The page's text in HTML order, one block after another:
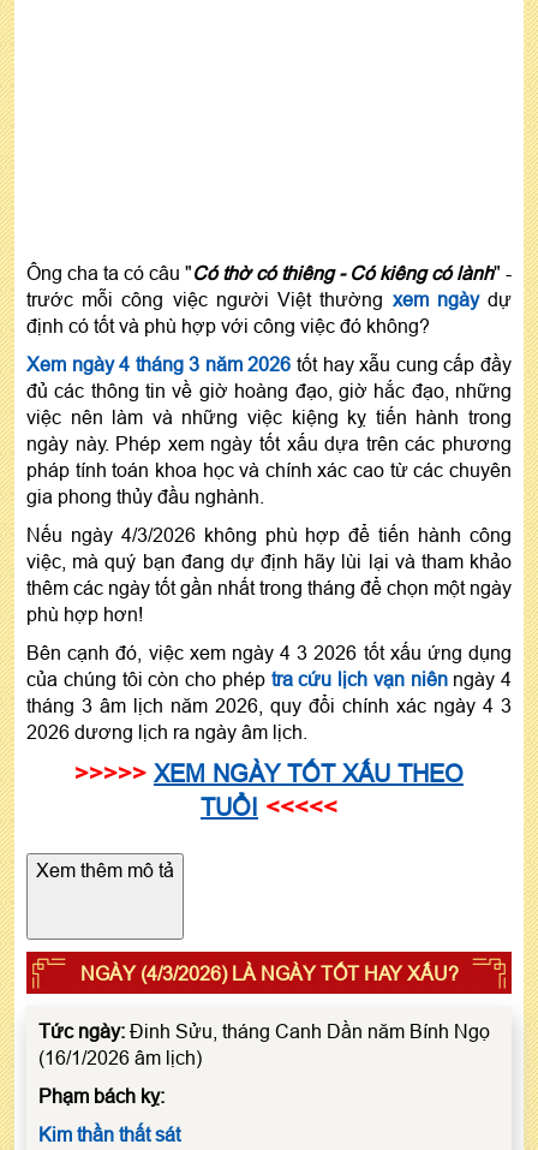
Ông cha ta có câu "Có thờ có thiêng - Có kiêng có lành" -
trước mỗi công việc người Việt thường xem ngàydự
định có tốt và phù hợp với công việc đó không?
Xem ngày 4 tháng 3 năm 2026 tốt hay xẫu cung cấp đầy
đủ các thông tin về giờ hoàng đạo, giờ hắc đạo, những
việc nên làm và những việc kiệng kỵ tiến hành trong
ngày này. Phép xem ngày tốt xấu dựa trên các phương
pháp tính toán khoa học và chính xác cao từ các chuyên
gia phong thủy đầu nghành.
Nếu ngày 4/3/2026 không phù hợp để tiến hành công
việc, mà quý bạn đang dự định hãy lùi lại và tham khảo
thêm các ngày tốt gần nhất trong tháng để chọn một ngày
phù hợp hơn!
Bên cạnh đó, việc xem ngày 4 3 2026 tốt xấu ứng dụng
của chúng tôi còn cho phép tra cứu lịch vạn niênngày 4
tháng 3 âm lịch năm 2026, quy đổi chính xác ngày 4 3
2026 dương lịch ra ngày âm lịch.
>>>>> XEM NGÀY TỐT XẤU THEO
TUỔI <<<<<
Xem thêm mô tả
NGÀY (4/3/2026) LÀ NGÀY TỐT HAY XẤU?
Tức ngày: Đinh Sửu, tháng Canh Dần năm Bính Ngọ
(16/1/2026 âm lịch)
Phạm bách kỵ:
Kim thần thất sát